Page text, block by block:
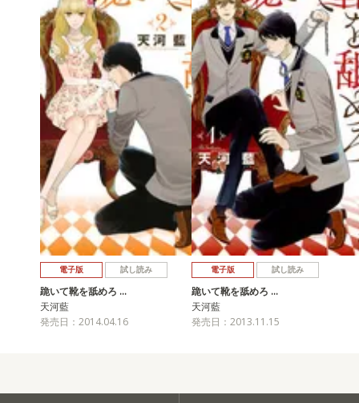
電子版 試し読み
跪いて靴を舐めろ …
天河藍
発売日：2014.04.16
電子版 試し読み
跪いて靴を舐めろ …
天河藍
発売日：2013.11.15